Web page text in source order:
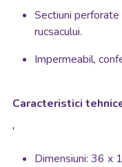
Sectiuni
rucsacului.
Impermeabil,
Caracteristici
'
Dimensiuni: 36 x